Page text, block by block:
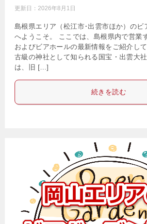
更新日： 2026年8月1日
島根県エリア（松江市･出雲市ほか）のビ
へようこそ。 ここでは、島根県内で営業
およびビアホールの最新情報をご紹介し
古級の神社として知られる国宝・出雲大
は、旧 […]
続きを読む